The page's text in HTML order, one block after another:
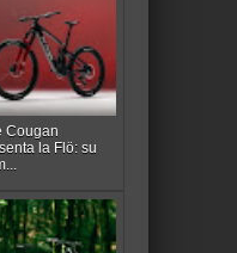
Cougan
la Flö: su